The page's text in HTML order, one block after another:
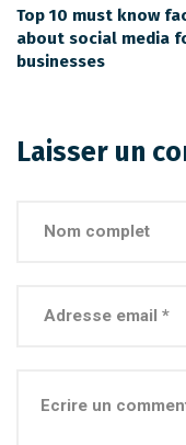
Top 10 must know
about social media
businesses
Laisser un